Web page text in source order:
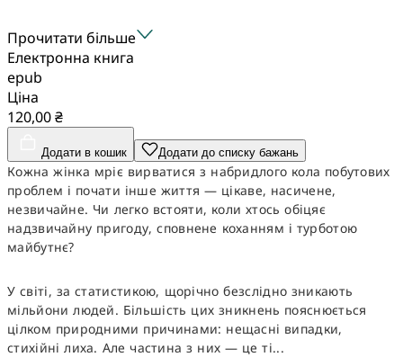
Прочитати більше
Електронна книга
epub
Ціна
120,00 ₴
Додати в кошик Додати до списку бажань
Кожна жінка мріє вирватися з набридлого кола побутових
проблем і почати інше життя — цікаве, насичене,
незвичайне. Чи легко встояти, коли хтось обіцяє
надзвичайну пригоду, сповнене коханням і турботою
майбутнє?
У світі, за статистикою, щорічно безслідно зникають
мільйони людей. Більшість цих зникнень пояснюється
цілком природними причинами: нещасні випадки,
стихійні лиха. Але частина з них — це ті...